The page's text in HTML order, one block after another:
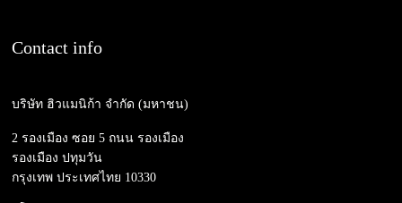
Contact info
บริษัท ฮิวแมนิก้า จำกัด (มหาชน)
2 รองเมือง ซอย 5 ถนน รองเมือง
รองเมือง ปทุมวัน
กรุงเทพ ประเทศไทย 10330